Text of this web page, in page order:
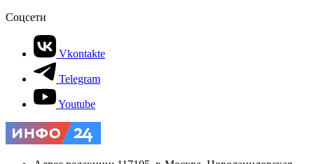
Соцсети
Vkontakte
Telegram
Youtube